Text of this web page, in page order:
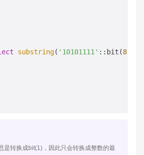
substring( '10101111' ::bit(8
是转换成bit(1)，因此只会转换成整数的最